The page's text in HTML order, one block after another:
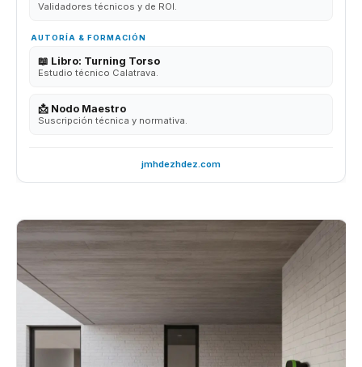
Validadores técnicos y de ROI.
AUTORÍA & FORMACIÓN
📖 Libro: Turning Torso
Estudio técnico Calatrava.
📩 Nodo Maestro
Suscripción técnica y normativa.
jmhdezhdez.com